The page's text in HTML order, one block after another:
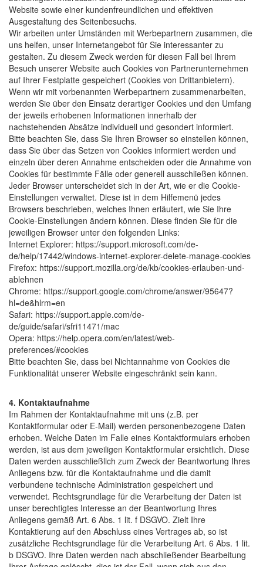
Website sowie einer kundenfreundlichen und effektiven
Ausgestaltung des Seitenbesuchs.
Wir arbeiten unter Umständen mit Werbepartnern zusammen, die
uns helfen, unser Internetangebot für Sie interessanter zu
gestalten. Zu diesem Zweck werden für diesen Fall bei Ihrem
Besuch unserer Website auch Cookies von Partnerunternehmen
auf Ihrer Festplatte gespeichert (Cookies von Drittanbietern).
Wenn wir mit vorbenannten Werbepartnern zusammenarbeiten,
werden Sie über den Einsatz derartiger Cookies und den Umfang
der jeweils erhobenen Informationen innerhalb der
nachstehenden Absätze individuell und gesondert informiert.
Bitte beachten Sie, dass Sie Ihren Browser so einstellen können,
dass Sie über das Setzen von Cookies informiert werden und
einzeln über deren Annahme entscheiden oder die Annahme von
Cookies für bestimmte Fälle oder generell ausschließen können.
Jeder Browser unterscheidet sich in der Art, wie er die Cookie-
Einstellungen verwaltet. Diese ist in dem Hilfemenü jedes
Browsers beschrieben, welches Ihnen erläutert, wie Sie Ihre
Cookie-Einstellungen ändern können. Diese finden Sie für die
jeweiligen Browser unter den folgenden Links:
Internet Explorer: https://support.microsoft.com/de-
de/help/17442/windows-internet-explorer-delete-manage-cookies
Firefox: https://support.mozilla.org/de/kb/cookies-erlauben-und-
ablehnen
Chrome: https://support.google.com/chrome/answer/95647?
hl=de&hlrm=en
Safari: https://support.apple.com/de-
de/guide/safari/sfri11471/mac
Opera: https://help.opera.com/en/latest/web-
preferences/#cookies
Bitte beachten Sie, dass bei Nichtannahme von Cookies die
Funktionalität unserer Website eingeschränkt sein kann.
4. Kontaktaufnahme
Im Rahmen der Kontaktaufnahme mit uns (z.B. per
Kontaktformular oder E-Mail) werden personenbezogene Daten
erhoben. Welche Daten im Falle eines Kontaktformulars erhoben
werden, ist aus dem jeweiligen Kontaktformular ersichtlich. Diese
Daten werden ausschließlich zum Zweck der Beantwortung Ihres
Anliegens bzw. für die Kontaktaufnahme und die damit
verbundene technische Administration gespeichert und
verwendet. Rechtsgrundlage für die Verarbeitung der Daten ist
unser berechtigtes Interesse an der Beantwortung Ihres
Anliegens gemäß Art. 6 Abs. 1 lit. f DSGVO. Zielt Ihre
Kontaktierung auf den Abschluss eines Vertrages ab, so ist
zusätzliche Rechtsgrundlage für die Verarbeitung Art. 6 Abs. 1 lit.
b DSGVO. Ihre Daten werden nach abschließender Bearbeitung